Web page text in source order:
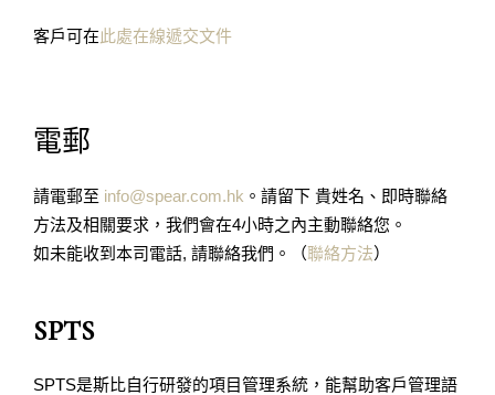
客戶可在此處在線遞交文件
電郵
請電郵至 info@spear.com.hk 。請留下 貴姓名、即時聯絡
方法及相關要求，我們會在4小時之內主動聯絡您。
如未能收到本司電話, 請聯絡我們。（聯絡方法）
SPTS
SPTS是斯比自行研發的項目管理系統，能幫助客戶管理語